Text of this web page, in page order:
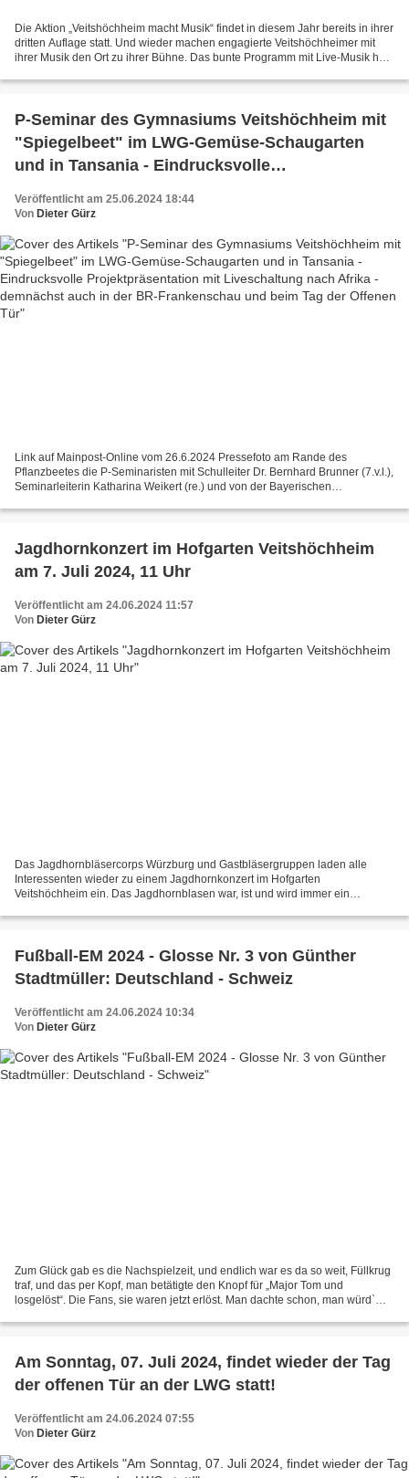
Die Aktion „Veitshöchheim macht Musik“ findet in diesem Jahr bereits in ihrer
dritten Auflage statt. Und wieder machen engagierte Veitshöchheimer mit
ihrer Musik den Ort zu ihrer Bühne. Das bunte Programm mit Live-Musik hält
P-Seminar des Gymnasiums Veitshöchheim mit
"Spiegelbeet" im LWG-Gemüse-Schaugarten
und in Tansania - Eindrucksvolle
Afrika - demnächst auch in der BR-
Veröffentlicht am 25.06.2024 18:44
Von Dieter Gürz
Link auf Mainpost-Online vom 26.6.2024 Pressefoto am Rande des
Pflanzbeetes die P-Seminaristen mit Schulleiter Dr. Bernhard Brunner (7.v.l.),
Seminarleiterin Katharina Weikert (re.) und von der Bayerischen
Jagdhornkonzert im Hofgarten Veitshöchheim
am 7. Juli 2024, 11 Uhr
Veröffentlicht am 24.06.2024 11:57
Von Dieter Gürz
Das Jagdhornbläsercorps Würzburg und Gastbläsergruppen laden alle
Interessenten wieder zu einem Jagdhornkonzert im Hofgarten
Veitshöchheim ein. Das Jagdhornblasen war, ist und wird immer ein
Fußball-EM 2024 - Glosse Nr. 3 von Günther
Stadtmüller: Deutschland - Schweiz
Veröffentlicht am 24.06.2024 10:34
Von Dieter Gürz
Zum Glück gab es die Nachspielzeit, und endlich war es da so weit, Füllkrug
traf, und das per Kopf, man betätigte den Knopf für „Major Tom und
losgelöst“. Die Fans, sie waren jetzt erlöst. Man dachte schon, man würd`
Am Sonntag, 07. Juli 2024, findet wieder der Tag
der offenen Tür an der LWG statt!
Veröffentlicht am 24.06.2024 07:55
Von Dieter Gürz